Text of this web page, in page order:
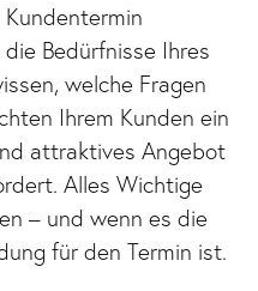
Bedürfnisse Ihres
welche Fragen
Ihrem Kunden ein
attraktives Angebot
Alles Wichtige
– und wenn es die
für den Termin ist.